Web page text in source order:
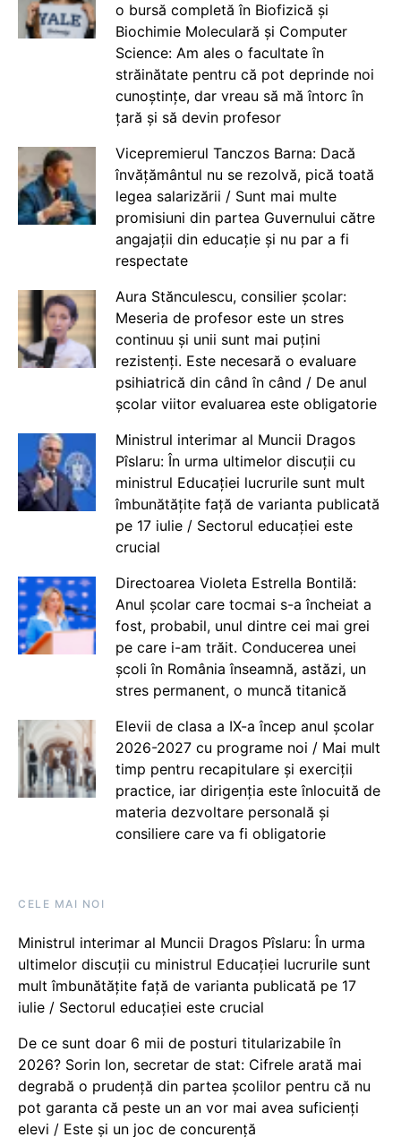
o bursă completă în Biofizică și
Biochimie Moleculară și Computer
Science: Am ales o facultate în
străinătate pentru că pot deprinde noi
cunoștințe, dar vreau să mă întorc în
țară și să devin profesor
Vicepremierul Tanczos Barna: Dacă
învățământul nu se rezolvă, pică toată
legea salarizării / Sunt mai multe
promisiuni din partea Guvernului către
angajații din educație și nu par a fi
respectate
Aura Stănculescu, consilier școlar:
Meseria de profesor este un stres
continuu și unii sunt mai puțini
rezistenți. Este necesară o evaluare
psihiatrică din când în când / De anul
școlar viitor evaluarea este obligatorie
Ministrul interimar al Muncii Dragos
Pîslaru: În urma ultimelor discuții cu
ministrul Educației lucrurile sunt mult
îmbunătățite față de varianta publicată
pe 17 iulie / Sectorul educației este
crucial
Directoarea Violeta Estrella Bontilă:
Anul școlar care tocmai s-a încheiat a
fost, probabil, unul dintre cei mai grei
pe care i-am trăit. Conducerea unei
școli în România înseamnă, astăzi, un
stres permanent, o muncă titanică
Elevii de clasa a IX-a încep anul școlar
2026-2027 cu programe noi / Mai mult
timp pentru recapitulare și exerciții
practice, iar dirigenția este înlocuită de
materia dezvoltare personală și
consiliere care va fi obligatorie
CELE MAI NOI
Ministrul interimar al Muncii Dragos Pîslaru: În urma
ultimelor discuții cu ministrul Educației lucrurile sunt
mult îmbunătățite față de varianta publicată pe 17
iulie / Sectorul educației este crucial
De ce sunt doar 6 mii de posturi titularizabile în
2026? Sorin Ion, secretar de stat: Cifrele arată mai
degrabă o prudență din partea școlilor pentru că nu
pot garanta că peste un an vor mai avea suficienți
elevi / Este și un joc de concurență